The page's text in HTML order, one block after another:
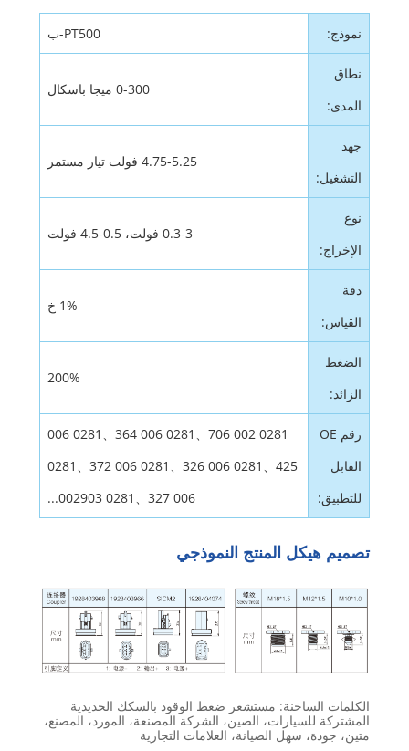
نموذج: PT500-ب
نطاق
المدى:
0-300 ميجا باسكال
جهد
التشغيل:
4.75-5.25 فولت تيار مستمر
نوع
الإخراج:
0.3-3 فولت، 0.5-4.5 فولت
دقة
القياس:
1% خ
الضغط
الزائد:
200%
رقم OE
القابل
للتطبيق:
0281 002 706、0281 006 364、0281 006
425、0281 006 326、0281 006 372、0281
006 327、0281 002903...
تصميم هيكل المنتج النموذجي
الكلمات الساخنة: مستشعر ضغط الوقود بالسكك الحديدية
المشتركة للسيارات، الصين، الشركة المصنعة، المورد، المصنع،
متين، جودة، سهل الصيانة، العلامات التجارية